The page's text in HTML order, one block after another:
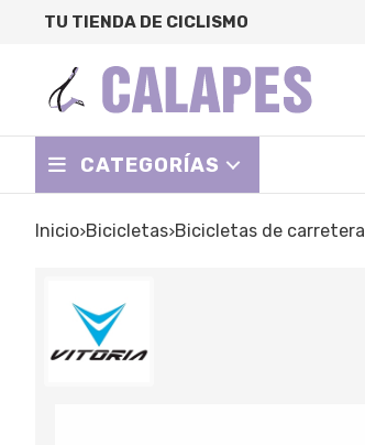
TU TIENDA DE CICLISMO
CATEGORÍAS
Inicio bicicletas bicicletas de carretera